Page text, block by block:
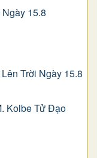
15.8
Trời Ngày 15.8
Kolbe Tử Đạo